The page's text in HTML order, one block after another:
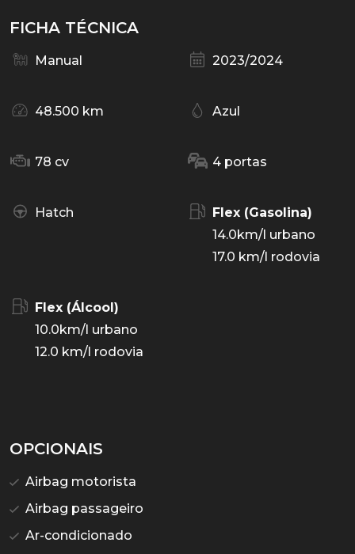
FICHA TÉCNICA
Manual 2023/2024
48.500 km Azul
78 cv 4 portas
Hatch
Flex (Gasolina)
14.0km/l urbano
17.0 km/l rodovia
Flex (Álcool)
10.0km/l urbano
12.0 km/l rodovia
OPCIONAIS
Airbag motorista
Airbag passageiro
Ar-condicionado